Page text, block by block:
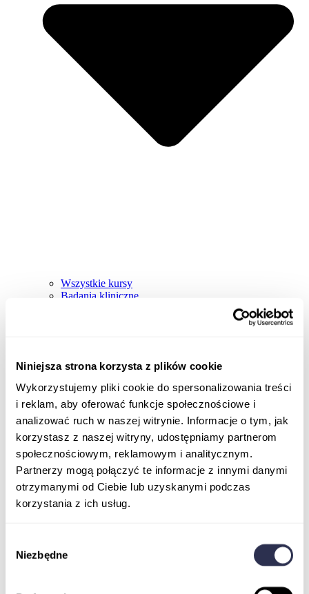
Niniejsza strona korzysta z plików cookie
Wykorzystujemy pliki cookie do spersonalizowania treści
i reklam, aby oferować funkcje społecznościowe i
analizować ruch w naszej witrynie. Informacje o tym, jak
korzystasz z naszej witryny, udostępniamy partnerom
społecznościowym, reklamowym i analitycznym.
Partnerzy mogą połączyć te informacje z innymi danymi
otrzymanymi od Ciebie lub uzyskanymi podczas
korzystania z ich usług.
zgody
Niezbędne
Wszystkie kursy
Badania kliniczne